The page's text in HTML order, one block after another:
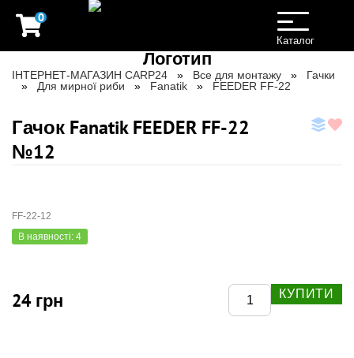
0
Toggle
navigation
Каталог
ІНТЕРНЕТ-МАГАЗИН CARP24 Все для монтажу
Гачки
Для мирної риби
Fanatik FEEDER FF-22
Гачок Fanatik FEEDER FF-22
№12
FF-22-12
В наявності: 4
24 грн КУПИТИ